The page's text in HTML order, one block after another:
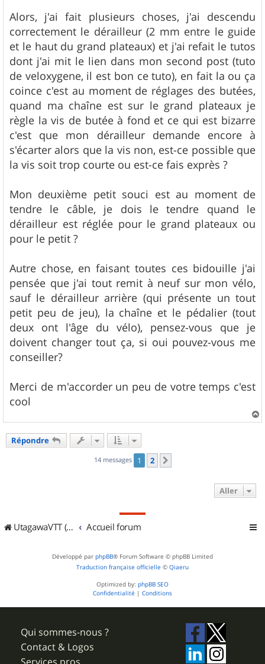
Alors, j'ai fait plusieurs choses, j'ai descendu
correctement le dérailleur (2 mm entre le guide
et le haut du grand plateaux) et j'ai refait le tutos
dont j'ai mit le lien dans mon second post (tuto
de veloxygene, il est bon ce tuto), en fait la ou ça
coince c'est au moment de réglages des butées,
quand ma chaîne est sur le grand plateaux je
règle la vis de butée à fond et ce qui est bizarre
c'est que mon dérailleur demande encore à
s'écarter alors que la vis non, est-ce possible que
la vis soit trop courte ou est-ce fais exprès ?
Mon deuxième petit souci est au moment de
tendre le câble, je dois le tendre quand le
dérailleur est réglée pour le grand plateaux ou
pour le petit ?
Autre chose, en faisant toutes ces bidouille j'ai
pensée que j'ai tout remit à neuf sur mon vélo,
sauf le dérailleur arrière (qui présente un tout
petit peu de jeu), la chaîne et le pédalier (tout
deux ont l'âge du vélo), pensez-vous que je
doivent changer tout ça, si oui pouvez-vous me
conseiller?
Merci de m'accorder un peu de votre temps c'est
cool
a
Répondre
14 messages 1 2
Aller
UtagawaVTT (Randos VTT et VTTAE avec traces GPS) Accueil forum
Développé par phpBB® Forum Software © phpBB Limited
Traduction française officielle © Qiaeru
Optimized by: phpBB SEO
Confidentialité | Conditions
Qui sommes-nous ?
Contact & Logos